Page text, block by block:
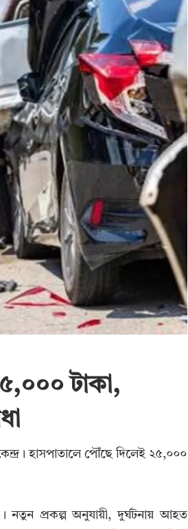
টাকা,
হাসপাতালে পৌঁছে দিলেই ২৫,০০০
নতুন প্রকল্প অনুযায়ী, দুর্ঘটনায় আহত